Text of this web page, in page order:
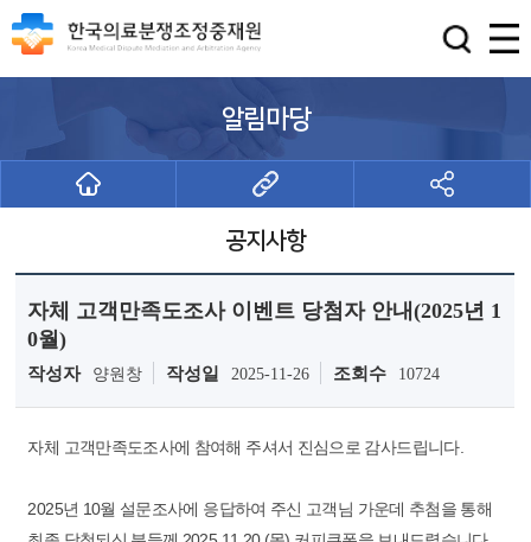
알림마당
공지사항
자체 고객만족도조사 이벤트 당첨자 안내(2025년 1
0월)
작성자 양원창 작성일 2025-11-26 조회수 10724
자체 고객만족도조사에 참여해 주셔서 진심으로 감사드립니다.
2025년 10월 설문조사에 응답하여 주신 고객님 가운데 추첨을 통해